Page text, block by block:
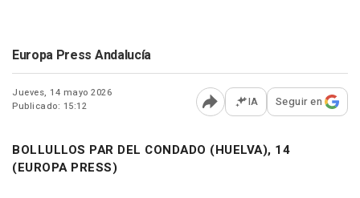
Europa Press Andalucía
Jueves, 14 mayo 2026
Publicado: 15:12
Abrir opciones para
IA Seguir en
BOLLULLOS PAR DEL CONDADO (HUELVA), 14
(EUROPA PRESS)